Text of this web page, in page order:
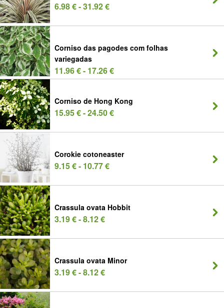
6.98 € - 31.92 €
Corniso das pagodes com folhas
variegadas
11.96 € - 17.26 €
Corniso de Hong Kong
15.95 € - 24.50 €
Corokie cotoneaster
9.15 € - 10.77 €
Crassula ovata Hobbit
3.19 € - 8.12 €
Crassula ovata Minor
3.19 € - 8.12 €